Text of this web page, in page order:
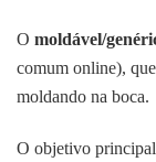
O moldável/
comum online),
moldando na boca.
O objetivo